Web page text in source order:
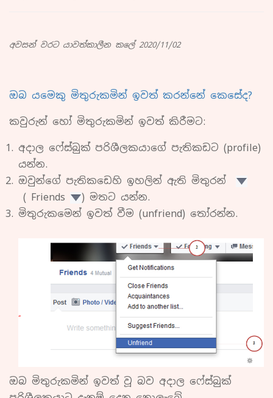
අවසන් වරට යාවත්කාලීන කලේ 2020/11/02
ඔබ යමෙකු මිතුරුකමින් ඉවත් කරන්නේ කෙසේද?
කවුරුන් හෝ මිතුරුකමින් ඉවත් කිරීමට:
අදාල ෆේස්බුක් පරිශීලකයාගේ පැතිකඩට (profile)
යන්න.
ඔවුන්ගේ පැතිකඩෙහි ඉහලින් ඇති මිතුරන්
( Friends
) මතට යන්න.
මිතුරුකමෙන් ඉවත් වීම (unfriend) තෝරන්න.
ඔබ මිතුරුකමින් ඉවත් වූ බව අදාල ෆේස්බුක්